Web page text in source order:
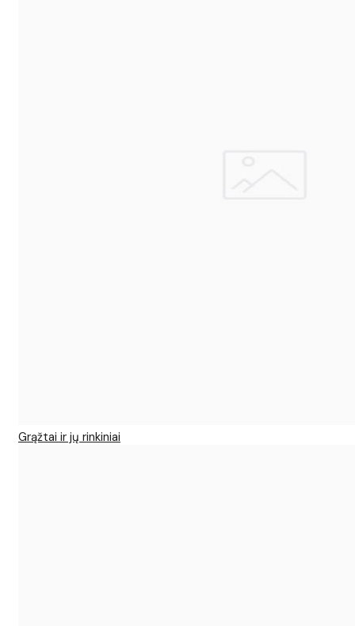
Grąžtai ir jų rinkiniai